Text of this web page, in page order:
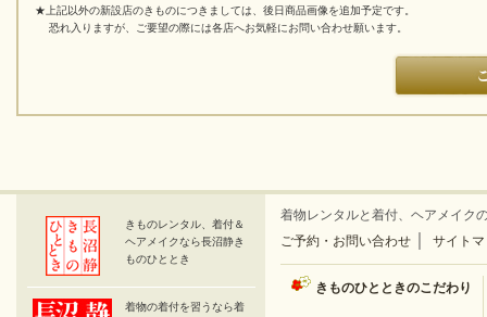
★上記以外の新設店のきものにつきましては、後日商品画像を追加予定です。
恐れ入りますが、ご要望の際には各店へお気軽にお問い合わせ願います。
きものレンタル、着付＆
ヘアメイクなら長沼静き
ものひととき
着物の着付を習うなら着
着物レンタルと着付、ヘアメイク
ご予約・お問い合わせ
サイト
きものひとときのこだわり